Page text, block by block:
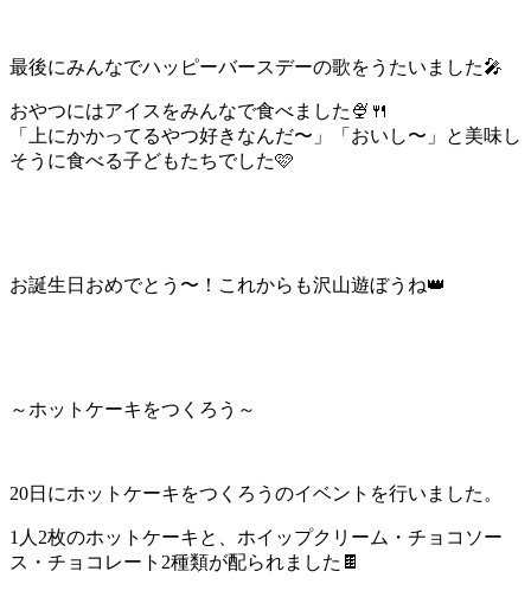
最後にみんなでハッピーバースデーの歌をうたいました🎤
おやつにはアイスをみんなで食べました🍨🍴
「上にかかってるやつ好きなんだ〜」「おいし〜」と美味し
そうに食べる子どもたちでした🩷
お誕生日おめでとう〜！これからも沢山遊ぼうね👑
～ホットケーキをつくろう～
20日にホットケーキをつくろうのイベントを行いました。
1人2枚のホットケーキと、ホイップクリーム・チョコソー
ス・ チョコレート2種類が配られました🍫